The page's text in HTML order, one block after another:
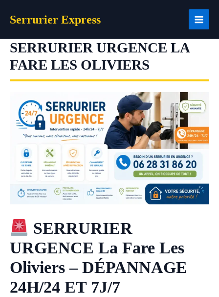
Serrurier Express
SERRURIER URGENCE LA
FARE LES OLIVIERS
SERRURIER
URGENCE La Fare Les
Oliviers – DÉPANNAGE
24H/24 ET 7J/7